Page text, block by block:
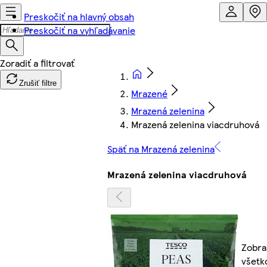
Preskočiť na hlavný obsah
Preskočiť na vyhľadávanie
Zrušiť filtre
Mrazené
Mrazená zelenina
Mrazená zelenina viacdruhová
Späť na Mrazená zelenina
Mrazená zelenina viacdruhová